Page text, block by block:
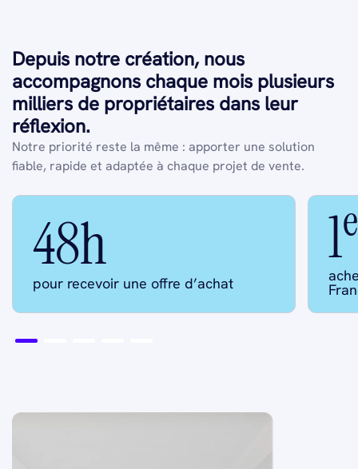
Depuis notre création, nous
accompagnons chaque mois plusieurs
milliers de propriétaires dans leur
réflexion.
Notre priorité reste la même : apporter une solution
fiable, rapide et adaptée à chaque projet de vente.
48h
pour recevoir une offre d’achat
1